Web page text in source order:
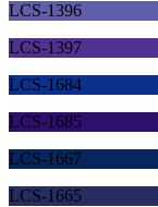
LCS-1396
LCS-1397
LCS-1684
LCS-1685
LCS-1667
LCS-1665